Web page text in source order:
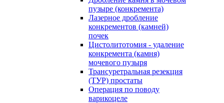
пузыре (конкремента)
Лазерное дробление
конкрементов (камней)
почек
Цистолитотомия - удаление
конкремента (камня)
мочевого пузыря
Трансуретральная резекция
(ТУР) простаты
Операция по поводу
варикоцеле